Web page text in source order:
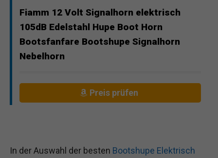
Fiamm 12 Volt Signalhorn elektrisch
105dB Edelstahl Hupe Boot Horn
Bootsfanfare Bootshupe Signalhorn
Nebelhorn
Preis prüfen
In der Auswahl der besten Bootshupe Elektrisch